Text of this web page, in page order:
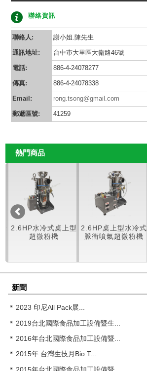
聯絡資訊
聯絡人: 謝小姐.陳先生
通訊地址: 台中巿大里區大衛路46號
電話: 886-4-24078277
傳真: 886-4-24078338
Email: rong.tsong@gmail.com
郵遞區號: 41259
熱門商品
2.6HP水冷式桌上型
超微粉機
2.6HP桌上型水冷式
脈衝噴氣超微粉機
新聞
2023 印尼All Pack展...
2019台北國際食品加工設備暨生...
2016年台北國際食品加工設備暨...
2015年 台灣生技月Bio T...